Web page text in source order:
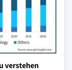
verstehen